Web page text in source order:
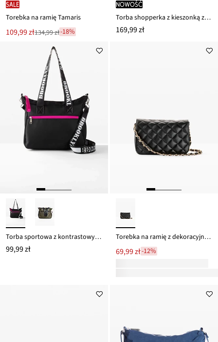
SALE
Torebka na ramię Tamaris
Nowa
cena
109,99 zł
Przeceniono134,99 zł-18%
nowość
Torba shopperka z kieszonką zewnętrzną
169,99 zł
Torba sportowa z kontrastowymi detalami
99,99 zł
Torebka na ramię z dekoracyjnym przeszyciem
69,99 zł-12%